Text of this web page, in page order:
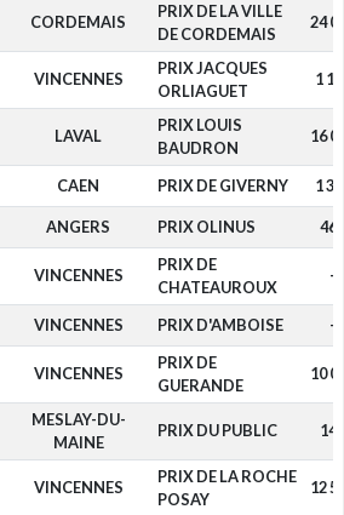
CORDEMAIS
PRIX DE LA VILLE
DE CORDEMAIS
24
VINCENNES
PRIX JACQUES
ORLIAGUET
1
LAVAL
PRIX LOUIS
BAUDRON
16
CAEN PRIX DE GIVERNY 1
ANGERS PRIX OLINUS 460
VINCENNES
PRIX DE
CHATEAUROUX
-
VINCENNES PRIX D'AMBOISE -
VINCENNES
PRIX DE
GUERANDE
10
MESLAY-DU-
MAINE
PRIX DU PUBLIC 140
VINCENNES
PRIX DE LA ROCHE
POSAY
12